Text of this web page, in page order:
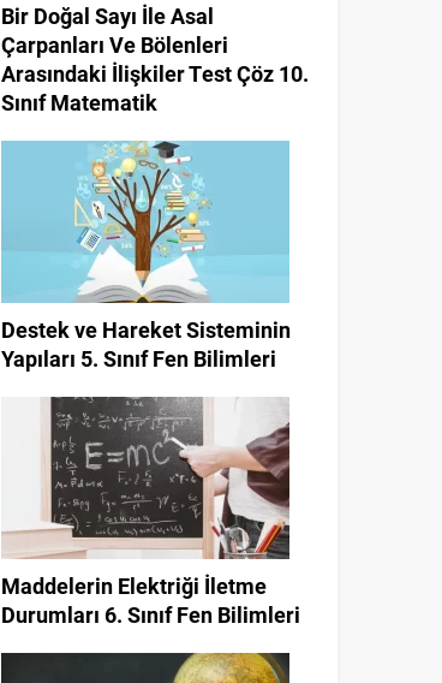
Bir Doğal Sayı İle Asal
Çarpanları Ve Bölenleri
Arasındaki İlişkiler Test Çöz 10.
Sınıf Matematik
Destek ve Hareket Sisteminin
Yapıları 5. Sınıf Fen Bilimleri
Maddelerin Elektriği İletme
Durumları 6. Sınıf Fen Bilimleri